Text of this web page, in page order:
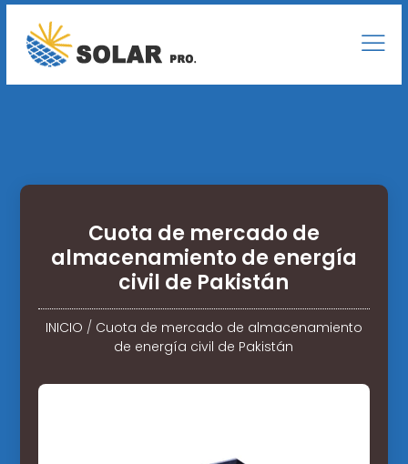
Cuota de mercado de
almacenamiento de energía
civil de Pakistán
INICIO / Cuota de mercado de almacenamiento
de energía civil de Pakistán